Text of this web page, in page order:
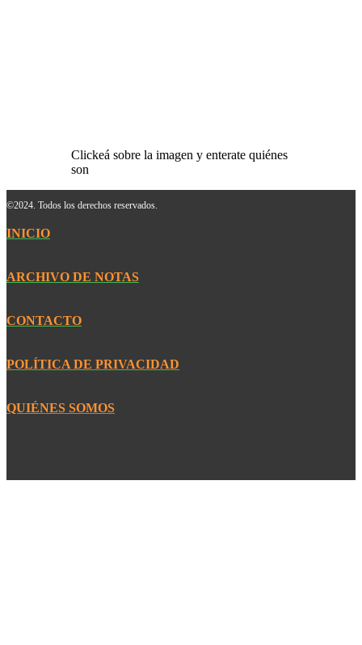
Clickeá sobre la imagen y enterate quiénes
son
©2024. Todos los derechos reservados.
INICIO
ARCHIVO DE NOTAS
CONTACTO
POLÍTICA DE PRIVACIDAD
QUIÉNES SOMOS